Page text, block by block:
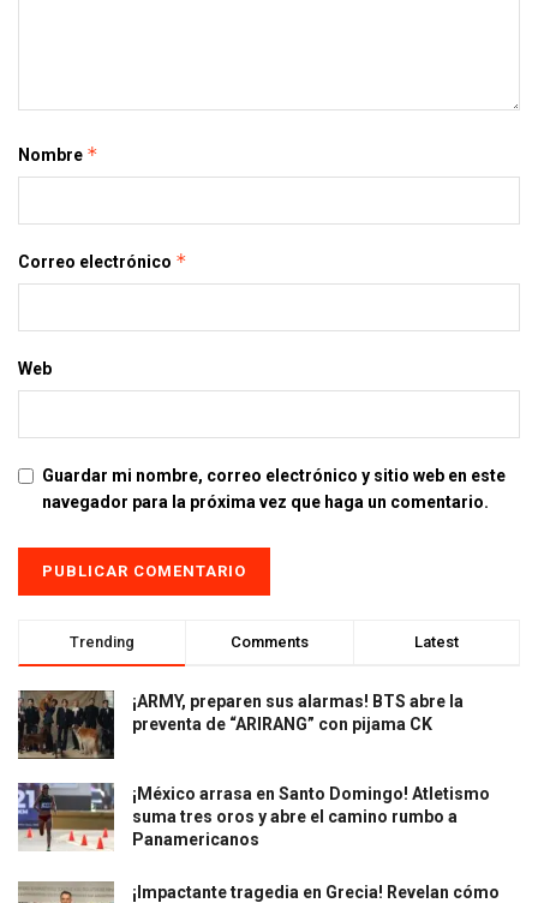
Nombre *
Correo electrónico *
Web
Guardar mi nombre, correo electrónico y sitio web en este
navegador para la próxima vez que haga un comentario.
Trending Comments Latest
¡ARMY, preparen sus alarmas! BTS abre la
preventa de “ARIRANG” con pijama CK
¡México arrasa en Santo Domingo! Atletismo
suma tres oros y abre el camino rumbo a
Panamericanos
¡Impactante tragedia en Grecia! Revelan cómo